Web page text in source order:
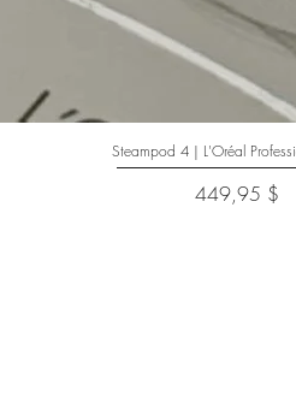
Aperçu rapide
Steampod 4 | L'Oréal
Prix
449,95 $